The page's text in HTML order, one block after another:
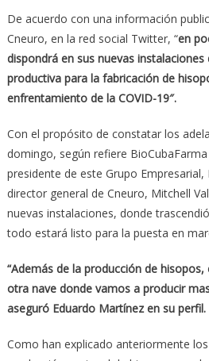
De acuerdo con una información
Cneuro, en la red social Twitter, “en
dispondrá en sus nuevas
productiva para la fabricación de
enfrentamiento de la COVID-19″.
Con el propósito de constatar los
domingo, según refiere
presidente de este Grupo
director general de Cneuro, Mitchell
nuevas instalaciones, donde
todo estará listo para la puesta en
“Además de la producción de
otra nave donde vamos a producir
aseguró Eduardo Martínez en su perfil.
Como han explicado anteriormente